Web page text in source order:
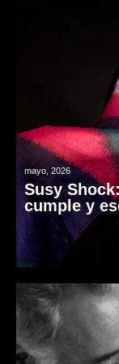
mayo, 2026
Susy
cumple y